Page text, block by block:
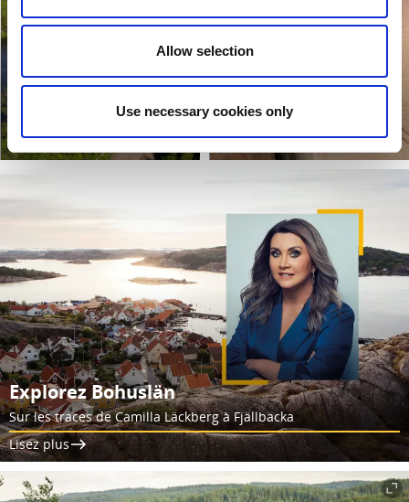
Allow selection
Use necessary cookies only
Gravel dans le
Lisez plus
Expériences dans la
nature
Lisez plus
Explorez Bohuslän
Sur les traces de Camilla Läckberg à Fjällbacka
Lisez plus